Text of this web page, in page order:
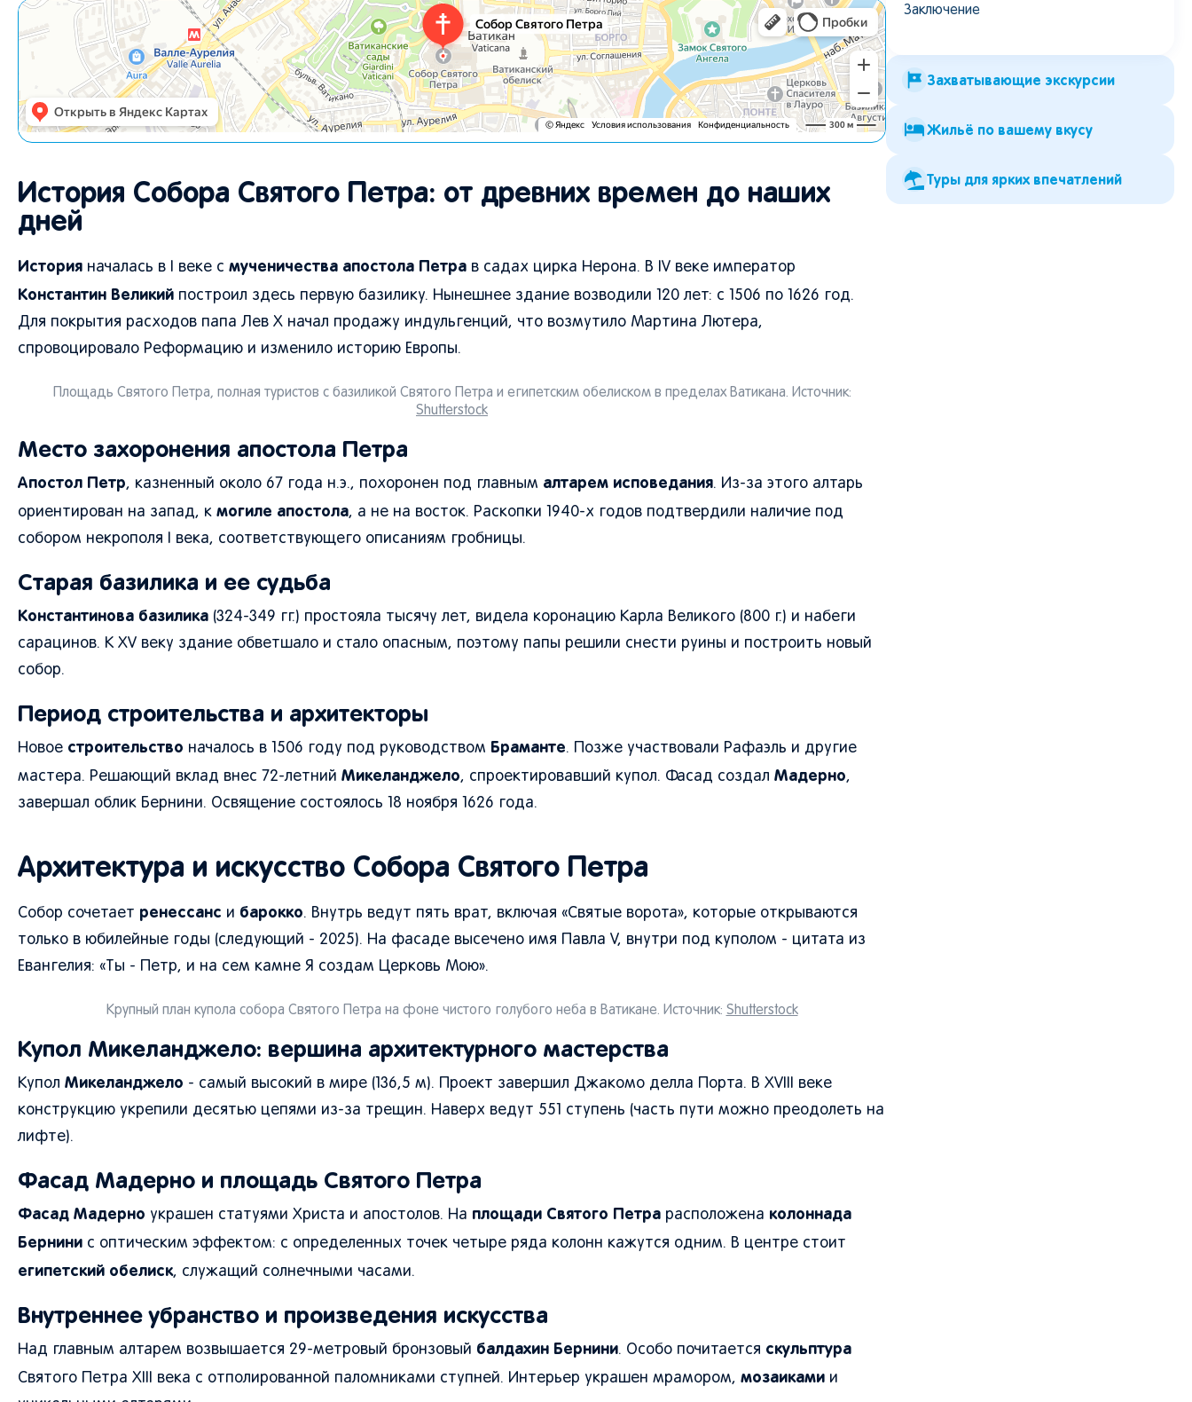
История Собора Святого Петра: от древних времен до наших
дней
История началась в I веке с мученичества апостола Петра в садах цирка Нерона. В IV веке император
Константин Великий построил здесь первую базилику. Нынешнее здание возводили 120 лет: с 1506 по 1626 год.
Для покрытия расходов папа Лев X начал продажу индульгенций, что возмутило Мартина Лютера,
спровоцировало Реформацию и изменило историю Европы.
Площадь Святого Петра, полная туристов с базиликой Святого Петра и египетским обелиском в пределах Ватикана. Источник:
Shutterstock
Место захоронения апостола Петра
Апостол Петр, казненный около 67 года н.э., похоронен под главным алтарем исповедания. Из-за этого алтарь
ориентирован на запад, к могиле апостола, а не на восток. Раскопки 1940-х годов подтвердили наличие под
собором некрополя I века, соответствующего описаниям гробницы.
Старая базилика и ее судьба
Константинова базилика (324-349 гг.) простояла тысячу лет, видела коронацию Карла Великого (800 г.) и набеги
сарацинов. К XV веку здание обветшало и стало опасным, поэтому папы решили снести руины и построить новый
собор.
Период строительства и архитекторы
Новое строительство началось в 1506 году под руководством Браманте. Позже участвовали Рафаэль и другие
мастера. Решающий вклад внес 72-летний Микеланджело, спроектировавший купол. Фасад создал Мадерно,
завершал облик Бернини. Освящение состоялось 18 ноября 1626 года.
Архитектура и искусство Собора Святого Петра
Собор сочетает ренессанс и барокко. Внутрь ведут пять врат, включая «Святые ворота», которые открываются
только в юбилейные годы (следующий - 2025). На фасаде высечено имя Павла V, внутри под куполом - цитата из
Евангелия: «Ты - Петр, и на сем камне Я создам Церковь Мою».
Крупный план купола собора Святого Петра на фоне чистого голубого неба в Ватикане. Источник: Shutterstock
Купол Микеланджело: вершина архитектурного мастерства
Купол Микеланджело - самый высокий в мире (136,5 м). Проект завершил Джакомо делла Порта. В XVIII веке
конструкцию укрепили десятью цепями из-за трещин. Наверх ведут 551 ступень (часть пути можно преодолеть на
лифте).
Фасад Мадерно и площадь Святого Петра
Фасад Мадерно украшен статуями Христа и апостолов. На площади Святого Петра расположена колоннада
Бернини с оптическим эффектом: с определенных точек четыре ряда колонн кажутся одним. В центре стоит
египетский обелиск, служащий солнечными часами.
Внутреннее убранство и произведения искусства
Над главным алтарем возвышается 29-метровый бронзовый балдахин Бернини. Особо почитается скульптура
Святого Петра XIII века с отполированной паломниками ступней. Интерьер украшен мрамором, мозаиками и
Заключение
Захватывающие экскурсии
Жильё по вашему вкусу
Туры для ярких впечатлений